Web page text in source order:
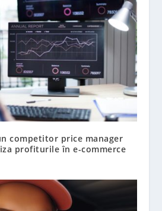
competitor price manager
profiturile în e-commerce